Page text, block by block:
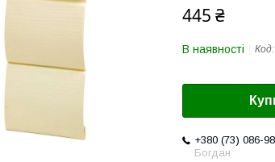
445 ₴
В наявності Код:
+380 (73) 086-
Богдан